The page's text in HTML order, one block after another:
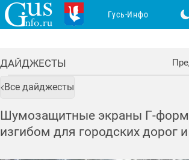
ДАЙДЖЕСТЫ
Все дайджесты
Шумозащитные экраны Г-
изгибом для городских дорог
Гусь-Инфо